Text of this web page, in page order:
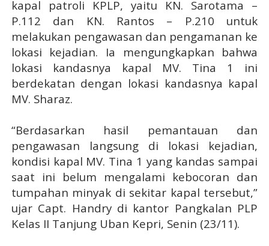
kapal patroli KPLP, yaitu KN. Sarotama –
P.112 dan KN. Rantos – P.210 untuk
melakukan pengawasan dan pengamanan ke
lokasi kejadian. Ia mengungkapkan bahwa
lokasi kandasnya kapal MV. Tina 1 ini
berdekatan dengan lokasi kandasnya kapal
MV. Sharaz.
“Berdasarkan hasil pemantauan dan
pengawasan langsung di lokasi kejadian,
kondisi kapal MV. Tina 1 yang kandas sampai
saat ini belum mengalami kebocoran dan
tumpahan minyak di sekitar kapal tersebut,”
ujar Capt. Handry di kantor Pangkalan PLP
Kelas II Tanjung Uban Kepri, Senin (23/11).